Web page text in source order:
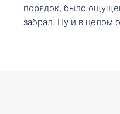
порядок, было
забрал. Ну и в целом